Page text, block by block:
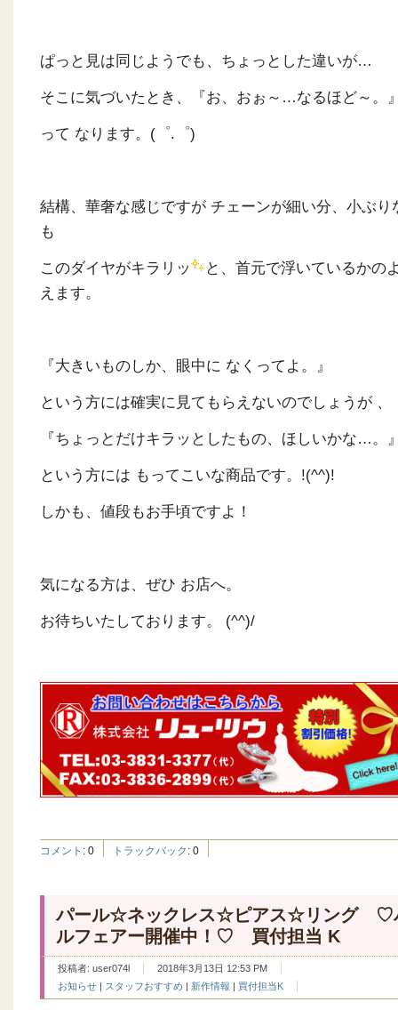
ぱっと見は同じようでも、ちょっとした違いが…
そこに気づいたとき、『お、おぉ～…なるほど～。
って なります。(゜.゜)
結構、華奢な感じですが チェーンが細い分、小ぶり
も
このダイヤがキラリッ
と、首元で浮いているかの
えます。
『大きいものしか、眼中に なくってよ。』
という方には確実に見てもらえないのでしょうが 、
『ちょっとだけキラッとしたもの、ほしいかな…。
という方には もってこいな商品です。!(^^)!
しかも、値段もお手頃ですよ！
気になる方は、ぜひ お店へ。
お待ちいたしております。 (^^)/
コメント : 0 トラックバック : 0
パール☆ネックレス☆ピアス☆リング ♡
ルフェアー開催中！♡ 買付担当 K
投稿者: user074l
2018年3月13日 12:53 PM
お知らせ | スタッフおすすめ | 新作情報 | 買付担当K